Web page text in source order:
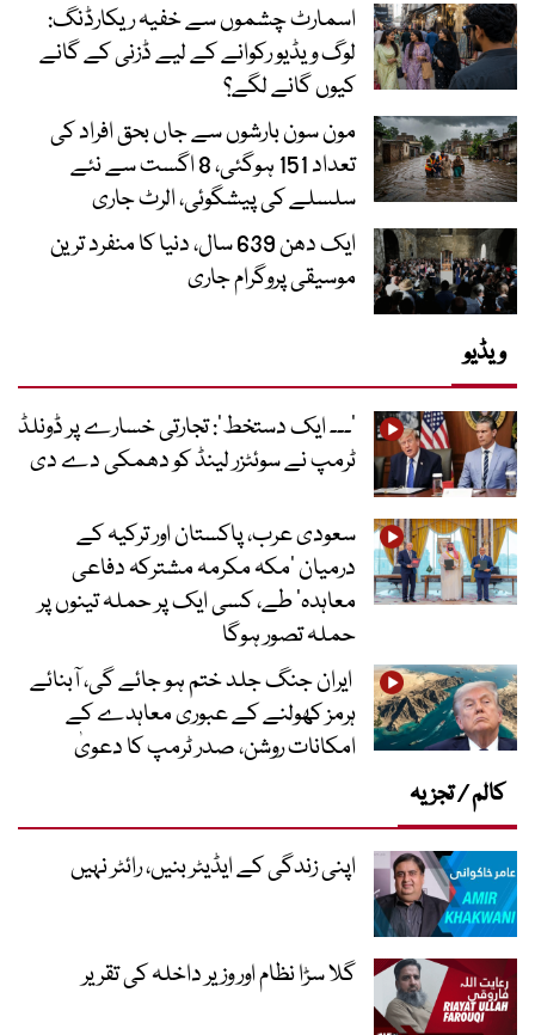
اسمارٹ چشموں سے خفیہ ریکارڈنگ:
لوگ ویڈیو رکوانے کے لیے ڈزنی کے گانے
کیوں گانے لگے؟
مون سون بارشوں سے جاں بحق افراد کی
تعداد 151 ہوگئی، 8 اگست سے نئے
سلسلے کی پیشگوئی، الرٹ جاری
ایک دھن 639 سال، دنیا کا منفرد ترین
موسیقی پروگرام جاری
ویڈیو
’۔۔۔ ایک دستخط‘: تجارتی خسارے پر ڈونلڈ
ٹرمپ نے سوئٹزر لینڈ کو دھمکی دے دی
سعودی عرب، پاکستان اور ترکیہ کے
درمیان ’مکہ مکرمہ مشترکہ دفاعی
معاہدہ‘ طے، کسی ایک پر حملہ تینوں پر
حملہ تصور ہوگا
ایران جنگ جلد ختم ہو جائے گی، آبنائے
ہرمز کھولنے کے عبوری معاہدے کے
امکانات روشن، صدر ٹرمپ کا دعویٰ
کالم / تجزیہ
اپنی زندگی کے ایڈیٹر بنیں، رائٹر نہیں
گلا سڑا نظام اور وزیر داخلہ کی تقریر